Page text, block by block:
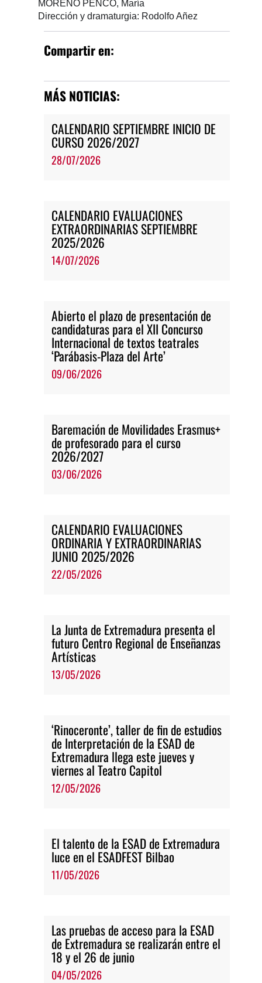
MORENO PENCO, María
Dirección y dramaturgia: Rodolfo Añez
Compartir en:
MÁS NOTICIAS:
CALENDARIO SEPTIEMBRE INICIO DE
CURSO 2026/2027
28/07/2026
CALENDARIO EVALUACIONES
EXTRAORDINARIAS SEPTIEMBRE
2025/2026
14/07/2026
Abierto el plazo de presentación de
candidaturas para el XII Concurso
Internacional de textos teatrales
‘Parábasis-Plaza del Arte’
09/06/2026
Baremación de Movilidades Erasmus+
de profesorado para el curso
2026/2027
03/06/2026
CALENDARIO EVALUACIONES
ORDINARIA Y EXTRAORDINARIAS
JUNIO 2025/2026
22/05/2026
La Junta de Extremadura presenta el
futuro Centro Regional de Enseñanzas
Artísticas
13/05/2026
‘Rinoceronte’, taller de fin de estudios
de Interpretación de la ESAD de
Extremadura llega este jueves y
viernes al Teatro Capitol
12/05/2026
El talento de la ESAD de Extremadura
luce en el ESADFEST Bilbao
11/05/2026
Las pruebas de acceso para la ESAD
de Extremadura se realizarán entre el
18 y el 26 de junio
04/05/2026